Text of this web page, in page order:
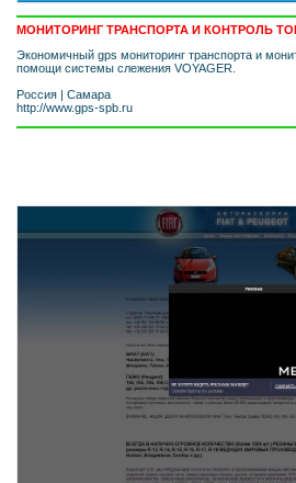
МОНИТОРИНГ ТРАНСПОРТА И КОНТРОЛЬ
Экономичный gps мониторинг транспорта и
помощи системы слежения VOYAGER.
Россия | Самара
http://www.gps-spb.ru